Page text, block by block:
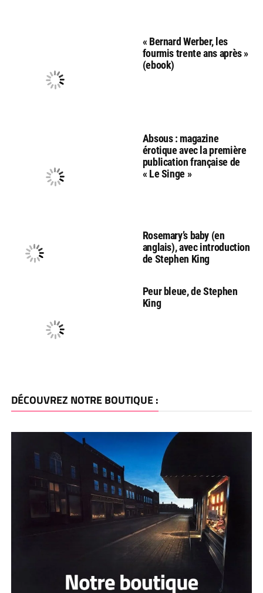
« Bernard Werber, les
fourmis trente ans après »
(ebook)
Absous : magazine
érotique avec la première
publication française de
« Le Singe »
Rosemary’s baby (en
anglais), avec introduction
de Stephen King
Peur bleue, de Stephen
King
DÉCOUVREZ NOTRE BOUTIQUE :